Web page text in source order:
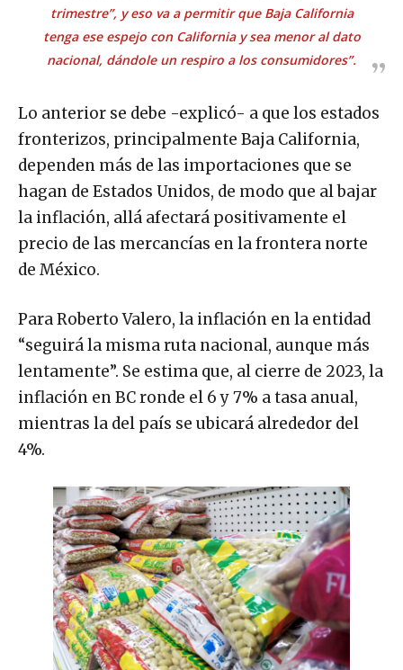
trimestre”, y eso va a permitir que Baja California
tenga ese espejo con California y sea menor al dato
nacional, dándole un respiro a los consumidores”.
Lo anterior se debe -explicó- a que los estados
fronterizos, principalmente Baja California,
dependen más de las importaciones que se
hagan de Estados Unidos, de modo que al bajar
la inflación, allá afectará positivamente el
precio de las mercancías en la frontera norte
de México.
Para Roberto Valero, la inflación en la entidad
“seguirá la misma ruta nacional, aunque más
lentamente”. Se estima que, al cierre de 2023, la
inflación en BC ronde el 6 y 7% a tasa anual,
mientras la del país se ubicará alrededor del
4%.